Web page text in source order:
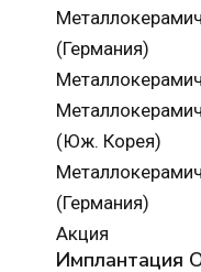
(Германия)
(Юж. Корея)
(Германия)
Акция
Имплантация